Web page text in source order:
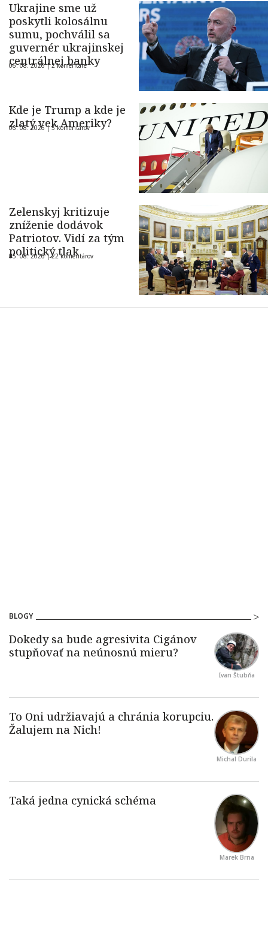
Ukrajine sme už
poskytli kolosálnu
sumu, pochválil sa
guvernér ukrajinskej
centrálnej banky
06. 08. 2026 |2 komentáre
Kde je Trump a kde je
zlatý vek Ameriky?
06. 08. 2026 |5 komentárov
Zelenskyj kritizuje
zníženie dodávok
Patriotov. Vidí za tým
politický tlak
05. 08. 2026 |22 komentárov
BLOGY
Ivan Štubňa
Michal Durila
Marek Brna